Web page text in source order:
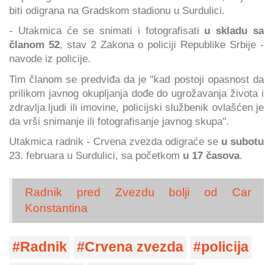
biti odigrana na Gradskom stadionu u Surdulici.
- Utakmica će se snimati i fotografisati u skladu sa
članom 52, stav 2 Zakona o policiji Republike Srbije -
navode iz policije.
Tim članom se predviđa da je "kad postoji opasnost da
prilikom javnog okupljanja dođe do ugrožavanja života i
zdravlja ljudi ili imovine, policijski službenik ovlašćen je
da vrši snimanje ili fotografisanje javnog skupa".
Utakmica radnik - Crvena zvezda odigraće se u subotu
23. februara u Surdulici, sa početkom u 17 časova.
Radnik pred Zvezdu bolji od Car
Konstantina
Radnik Crvena zvezda
policija